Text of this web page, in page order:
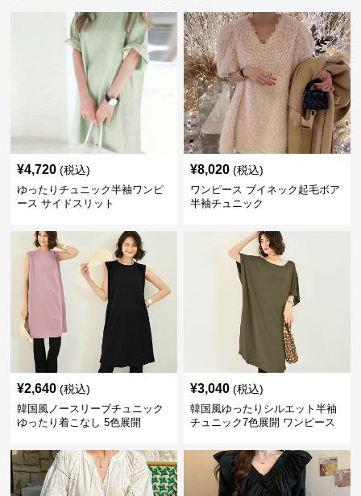
¥4,720 (税込)
ゆったりチュニック半袖ワンピ
ース サイドスリット
¥8,020 (税込)
ワンピース ブイネック起毛ボア
半袖チュニック
¥2,640 (税込)
韓国風ノースリーブチュニック
ゆったり着こなし 5色展開
¥3,040 (税込)
韓国風ゆったりシルエット半袖
チュニック7色展開 ワンピース